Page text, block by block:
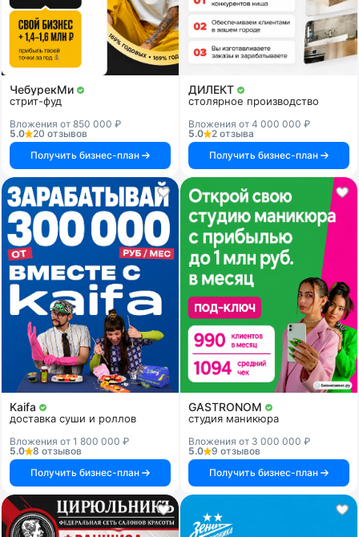
ЧебурекМи
стрит-фуд
Вложения от 850 000 ₽
5.0
20 отзывов
Получить бизнес-план
ДИЛЕКТ
столярное производство
Вложения от 4 000 000 ₽
5.0
2 отзыва
Получить бизнес-план
Kaifa
доставка суши и роллов
Вложения от 1 800 000 ₽
5.0
8 отзывов
Получить бизнес-план
GASTRONOM
студия маникюра
Вложения от 3 000 000 ₽
5.0
9 отзывов
Получить бизнес-план